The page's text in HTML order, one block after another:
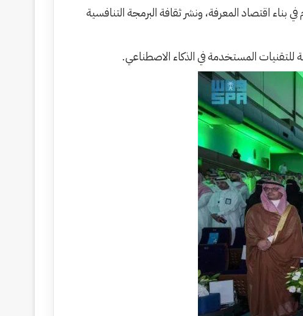
اقتصاد المعرفة، ونشر ثقافة البرمجة التنافسية
للتقنيات المستخدمة في الذكاء الاصطناعي.